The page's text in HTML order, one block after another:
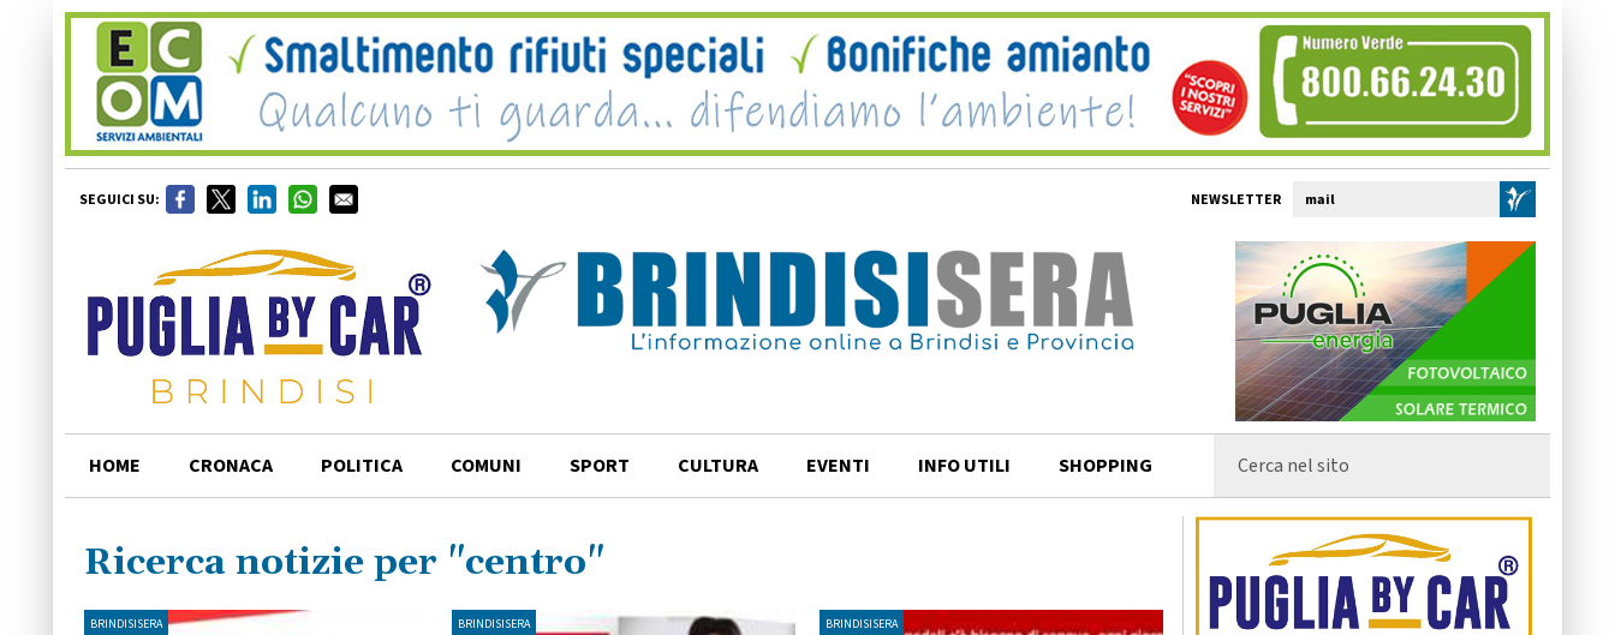
SEGUICI SU: NEWSLETTER
HOME CRONACA POLITICA COMUNI SPORT CULTURA EVENTI INFO UTILI SHOPPING
Ricerca notizie per "centro"
BRINDISISERA BRINDISISERA BRINDISISERA